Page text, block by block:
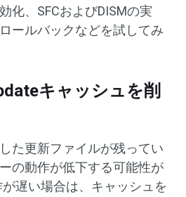
化、SFCおよびDISMの実
ールバックなどを試してみ
キャッシュを削
た更新ファイルが残ってい
の動作が低下する可能性が
遅い場合は、キャッシュを